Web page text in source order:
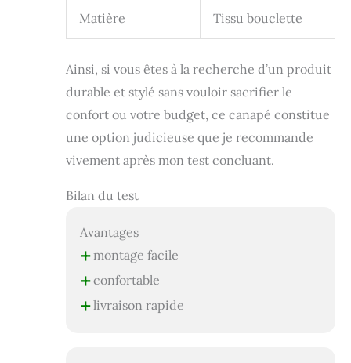
Matière Tissu bouclette
Ainsi, si vous êtes à la recherche d’un produit
durable et stylé sans vouloir sacrifier le
confort ou votre budget, ce canapé constitue
une option judicieuse que je recommande
vivement après mon test concluant.
Bilan du test
Avantages
+montage facile
+confortable
+livraison rapide